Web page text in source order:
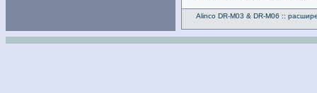
Alinco DR-M03 & DR-M06 ::